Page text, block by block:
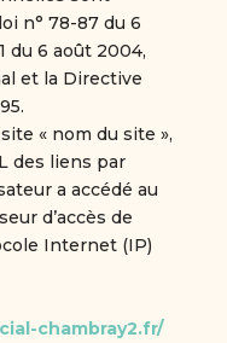
n° 78-87 du 6
du 6 août 2004,
et la Directive
« nom du site »,
des liens par
a accédé au
d’accès de
Internet (IP)
chambray2.fr/